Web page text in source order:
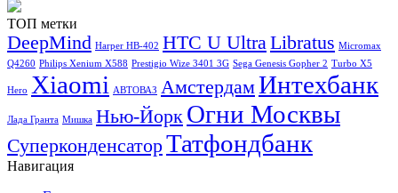
ТОП метки
DeepMind Harper HB-402 HTC U UltraLibratus Micromax
Q4260 Philips Xenium X588 Prestigio Wize 3401 3G Sega Genesis Gopher 2 Turbo X5
Hero Xiaomi АВТОВАЗ АмстердамИнтехбанк
Лада Гранта Мишка Нью-Йорк Огни Москвы
СуперконденсаторТатфондбанк
Навигация